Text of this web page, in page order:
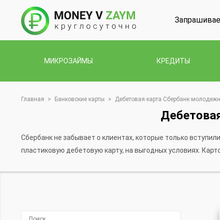
МИКРОЗАЙМЫ КРЕДИТЫ
Главная > Банковские карты > Дебетовая карта Сбербанк
Сбербанк не забывает о клиентах, которые только
пластиковую дебетовую карту, на выгодных условиях.